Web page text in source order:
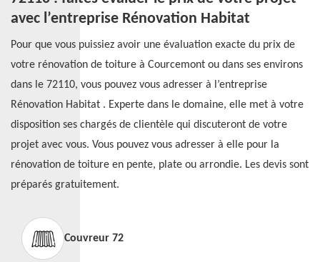
avec l’entreprise Rénovation Habitat
Pour que vous puissiez avoir une évaluation exacte du prix de
votre rénovation de toiture à Courcemont ou dans ses environs
dans le 72110, vous pouvez vous adresser à l’entreprise
Rénovation Habitat . Experte dans le domaine, elle met à votre
disposition ses chargés de clientèle qui discuteront de votre
projet avec vous. Vous pouvez vous adresser à elle pour la
rénovation de toiture en pente, plate ou arrondie. Les devis sont
préparés gratuitement.
Couvreur 72